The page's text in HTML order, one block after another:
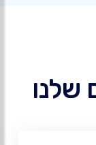
שלנו